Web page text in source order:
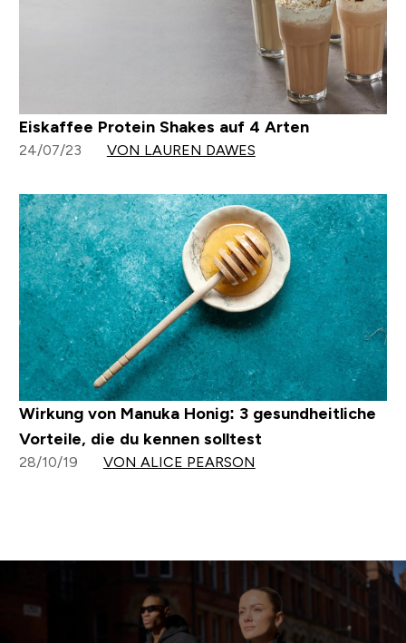
Eiskaffee Protein Shakes auf 4 Arten
24/07/23 VON LAUREN DAWES
Wirkung von Manuka Honig: 3 gesundheitliche
Vorteile, die du kennen solltest
28/10/19 VON ALICE PEARSON